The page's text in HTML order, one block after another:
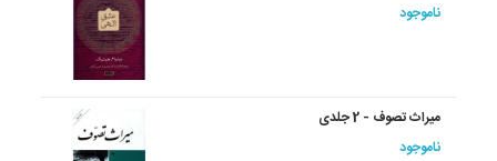
ناموجود
میراث‏ تصوف‏ - 2 جلدی
ناموجود